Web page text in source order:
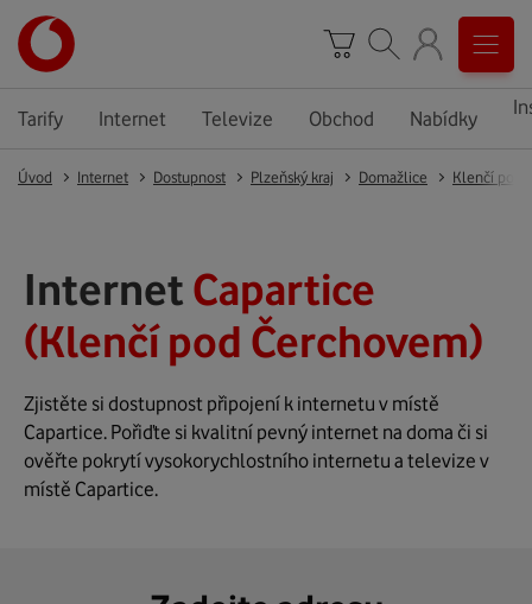
Tarify Internet Televize Obchod Nabídky
Úvod Internet Dostupnost Plzeňský kraj Domažlice Klenčí pod
Internet Capartice
(Klenčí pod Čerchovem)
Zjistěte si dostupnost připojení k internetu v místě
Capartice. Pořiďte si kvalitní pevný internet na doma či si
ověřte pokrytí vysokorychlostního internetu a televize v
místě Capartice.